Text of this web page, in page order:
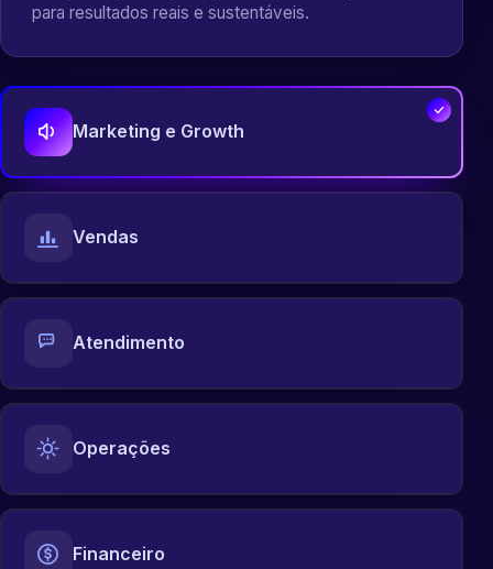
para resultados reais e sustentáveis.
Marketing e Growth
Vendas
Atendimento
Operações
Financeiro